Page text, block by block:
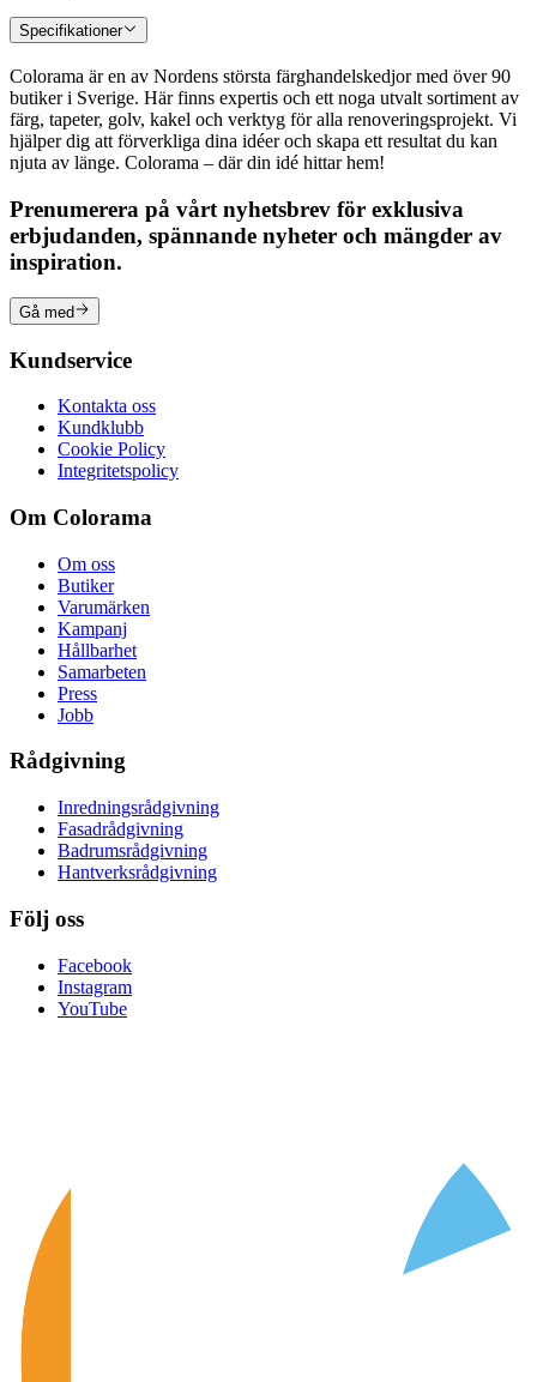
Specifikationer
Colorama är en av Nordens största färghandelskedjor med över 90
butiker i Sverige. Här finns expertis och ett noga utvalt sortiment av
färg, tapeter, golv, kakel och verktyg för alla renoveringsprojekt. Vi
hjälper dig att förverkliga dina idéer och skapa ett resultat du kan
njuta av länge. Colorama – där din idé hittar hem!
Prenumerera på vårt nyhetsbrev för exklusiva
erbjudanden, spännande nyheter och mängder av
inspiration.
Gå med
Kundservice
Kontakta oss
Kundklubb
Cookie Policy
Integritetspolicy
Om Colorama
Om oss
Butiker
Varumärken
Kampanj
Hållbarhet
Samarbeten
Press
Jobb
Rådgivning
Inredningsrådgivning
Fasadrådgivning
Badrumsrådgivning
Hantverksrådgivning
Följ oss
Facebook
Instagram
YouTube